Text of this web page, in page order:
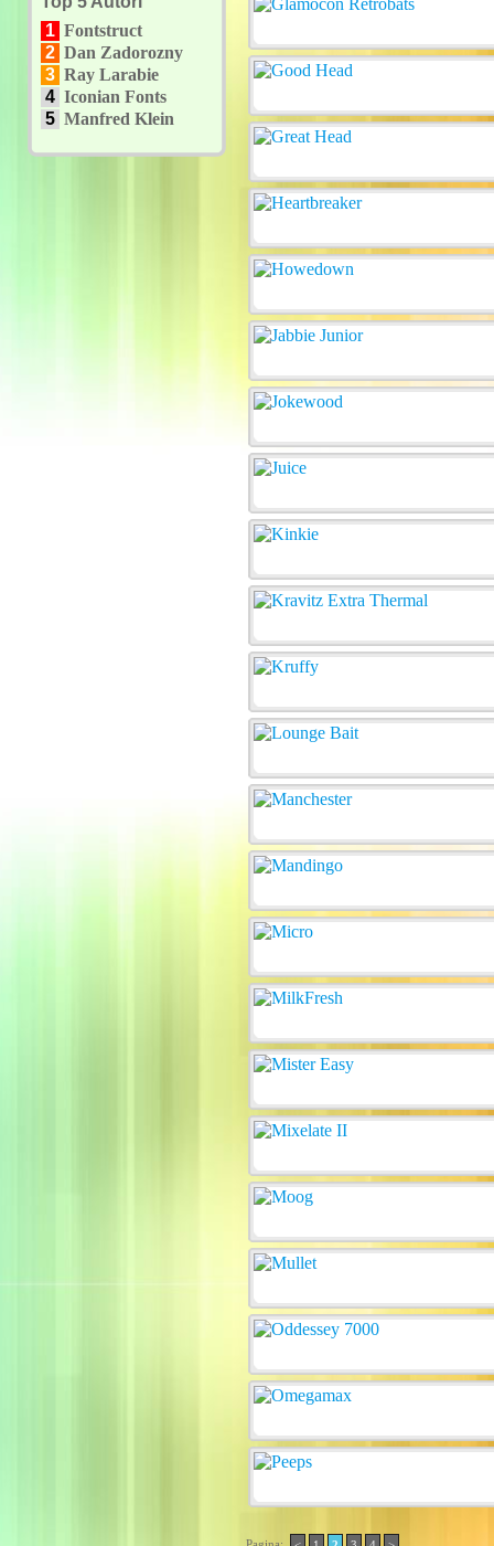
1 Fontstruct
2 Dan Zadorozny
3 Ray Larabie
4 Iconian Fonts
5 Manfred Klein